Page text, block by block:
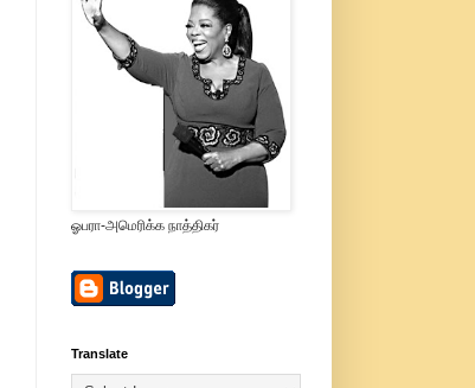
ஓபரா-அமெரிக்க நாத்திகர்
Translate